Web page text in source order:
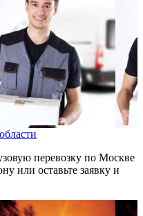
перевозку по Москве
или оставьте заявку и